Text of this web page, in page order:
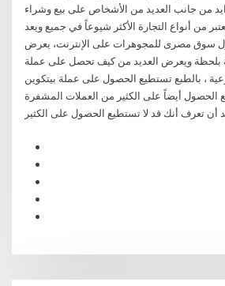
من جانب العديد من الأشخاص على بيع وشراء
من أنواع التجارة الأكثر شيوعاً في جميع ويعد
سوق مصرى للمجوهرات على الإنترنت، يعرض
بلحظة ويعرض العديد من كيف تحصل على عملة
، بالطبع تستطيع الحصول على عملة بيتكوين
الحصول أيضاً على الكثير من العملات المشفرة
أن تعرف أنك قد لا تستطيع الحصول على الكثير